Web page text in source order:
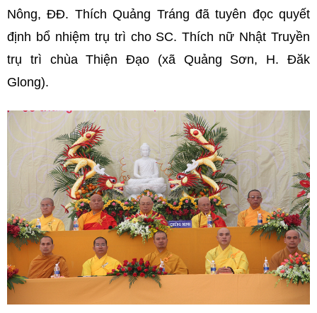
Nông, ĐĐ. Thích Quảng Tráng đã tuyên đọc quyết
định bổ nhiệm trụ trì cho SC. Thích nữ Nhật Truyền
trụ trì chùa Thiện Đạo (xã Quảng Sơn, H. Đăk
Glong).